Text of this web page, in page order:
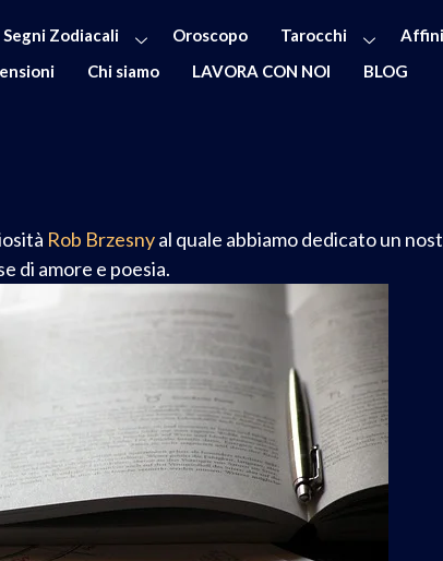
Segni Zodiacali Oroscopo Tarocchi
Chi siamo LAVORA CON NOI BLOG
Rob Brzesnyal quale abbiamo dedicato un
di amore e poesia.